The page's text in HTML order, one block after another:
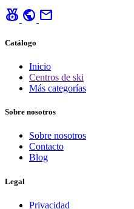
social_leaderboard public mail
Catálogo
Inicio
Centros de ski
Más categorías
Sobre nosotros
Sobre nosotros
Contacto
Blog
Legal
Privacidad